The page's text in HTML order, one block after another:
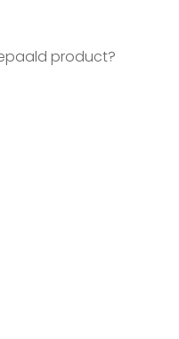
product?